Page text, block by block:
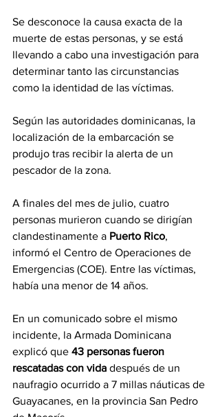
Se desconoce la causa exacta de la
muerte de estas personas, y se está
llevando a cabo una investigación para
determinar tanto las circunstancias
como la identidad de las víctimas.
Según las autoridades dominicanas, la
localización de la embarcación se
produjo tras recibir la alerta de un
pescador de la zona.
A finales del mes de julio, cuatro
personas murieron cuando se dirigían
clandestinamente a Puerto Rico,
informó el Centro de Operaciones de
Emergencias (COE). Entre las víctimas,
había una menor de 14 años.
En un comunicado sobre el mismo
incidente, la Armada Dominicana
explicó que 43 personas fueron
rescatadas con vida después de un
naufragio ocurrido a 7 millas náuticas de
Guayacanes, en la provincia San Pedro